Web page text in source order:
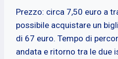
Prezzo: circa 7,50 euro a
possibile acquistare un
di 67 euro. Tempo di
andata e ritorno tra le due